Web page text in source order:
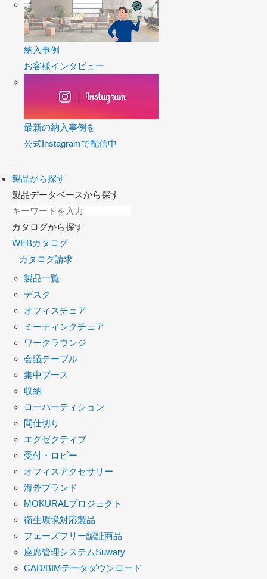
納入事例
お客様インタビュー
最新の納入事例を
公式Instagramで配信中
製品から探す
製品データベースから探す
カタログから探す
WEBカタログ
カタログ請求
製品一覧
デスク
オフィスチェア
ミーティングチェア
ワークラウンジ
会議テーブル
集中ブース
収納
ローパーティション
間仕切り
エグゼクティブ
受付・ロビー
オフィスアクセサリー
海外ブランド
MOKURALプロジェクト
衛生環境対応製品
フェーズフリー認証商品
座席管理システムSuwary
CAD/BIMデータダウンロード